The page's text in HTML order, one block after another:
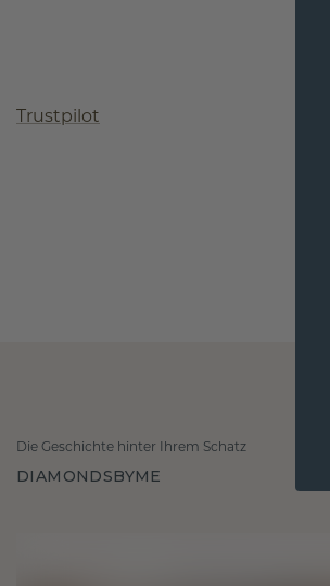
Trustpilot
Die Geschichte hinter Ihrem Schatz
DIAMONDSBYME